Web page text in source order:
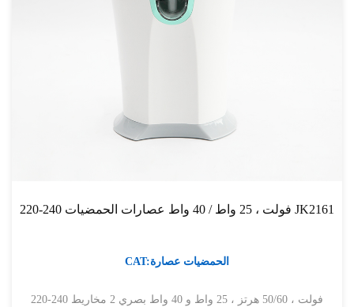
220-240 فولت ، 25 واط / 40 واط عصارات الحمضيات JK2161
CAT:الحمضيات عصارة
220-240 فولت ، 50/60 هرتز ، 25 واط و 40 واط بصري 2 مخاريط